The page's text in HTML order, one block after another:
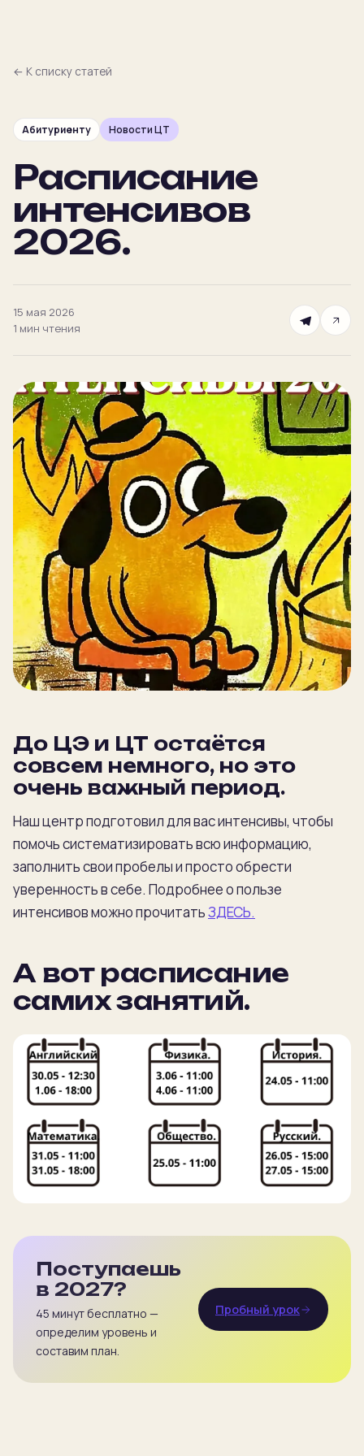
Главная
Преподаватели
Предметы
Календарь
Блог
ЗАПИСЬ
Пробный урок
бесплатно
Записаться
← К списку статей
Абитуриенту Новости ЦТ
Расписание
интенсивов
2026.
15 мая 2026
1 мин чтения
До ЦЭ и ЦТ остаётся
совсем немного, но это
очень важный период.
Наш центр подготовил для вас интенсивы, чтобы
помочь систематизировать всю информацию,
заполнить свои пробелы и просто обрести
уверенность в себе. Подробнее о пользе
интенсивов можно прочитатьЗДЕСЬ.
А вот расписание
самих занятий.
Поступаешь
в 2027?
45 минут бесплатно —
определим уровень и
составим план.
Пробный урок